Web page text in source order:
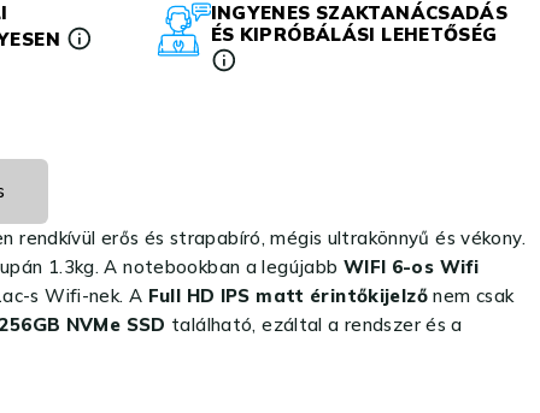
INGYENES SZAKTANÁCSADÁS
ÉS KIPRÓBÁLÁSI LEHETŐSÉG
erős és strapabíró, mégis ultrakönnyű és vékony.
1.3kg. A notebookban a legújabb WIFI 6-os Wifi
s Wifi-nek. A Full HD IPS matt érintőkijelzőnem csak
NVMe SSD található, ezáltal a rendszer és a